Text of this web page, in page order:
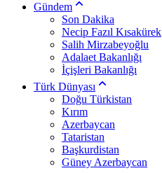
Gündem
Son Dakika
Necip Fazıl Kısakürek
Salih Mirzabeyoğlu
Adalaet Bakanlığı
İçişleri Bakanlığı
Türk Dünyası
Doğu Türkistan
Kırım
Azerbaycan
Tataristan
Başkurdistan
Güney Azerbaycan